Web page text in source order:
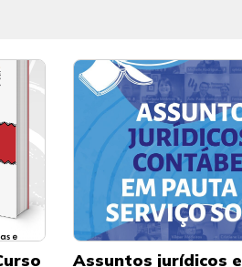
Assuntos jurídicos e